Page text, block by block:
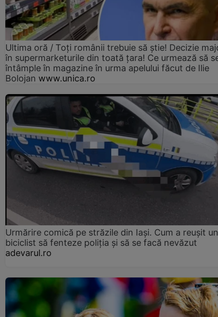
Ultima oră / Toți românii trebuie să știe! Decizie
în supermarketurile din toată țara! Ce urmează să
întâmple în magazine în urma apelului făcut de Ilie
Bolojan www.unica.ro
Urmărire comică pe străzile din Iași. Cum a reușit un
biciclist să fenteze poliția și să se facă nevăzut
adevarul.ro